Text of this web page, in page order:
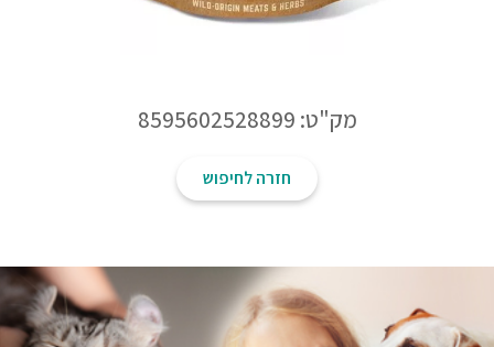
מק"ט: 8595602528899
חזרה לחיפוש